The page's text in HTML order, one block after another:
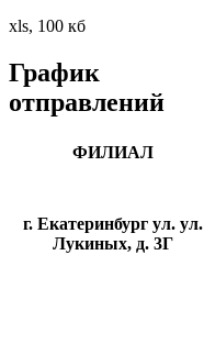
xls, 100 кб
График
отправлений
ФИЛИАЛ
г. Екатеринбург ул. ул.
Лукиных, д. 3Г